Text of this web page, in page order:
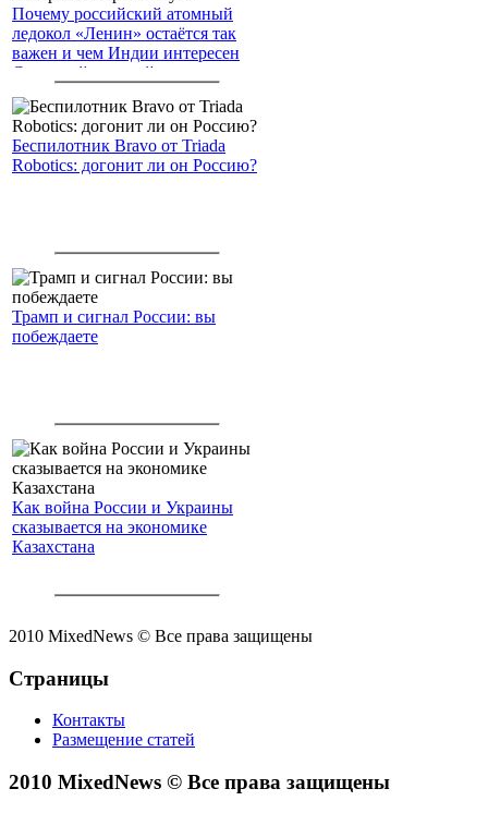
Почему российский атомный
ледокол «Ленин» остаётся так
важен и чем Индии интересен
Северный морской путь
Беспилотник Bravo от Triada
Robotics: догонит ли он Россию?
Трамп и сигнал России: вы
побеждаете
Как война России и Украины
сказывается на экономике
Казахстана
2010 MixedNews © Все права защищены
Страницы
Контакты
Размещение статей
2010 MixedNews © Все права защищены